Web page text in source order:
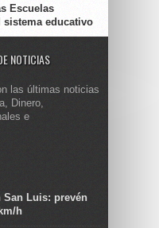
Escuelas
sistema educativo
NOTICIAS
las últimas noticias
Dinero,
e
San Luis: prevén
h